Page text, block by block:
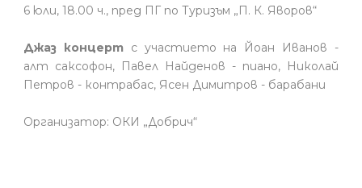
6 юли, 18.00 ч., пред ПГ по Туризъм „П. К. Яворов“
Джаз концертс участието на Йоан Иванов -
алт саксофон, Павел Найденов - пиано, Николай
Петров - контрабас, Ясен Димитров - барабани
Организатор: ОКИ „Добрич“